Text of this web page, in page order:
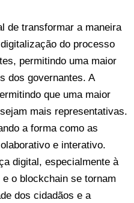
de transformar a maneira
do processo
permitindo uma maior
dos governantes. A
que uma maior
mais representativas.
a forma como as
e interativo.
digital, especialmente à
o blockchain se tornam
dos cidadãos e a